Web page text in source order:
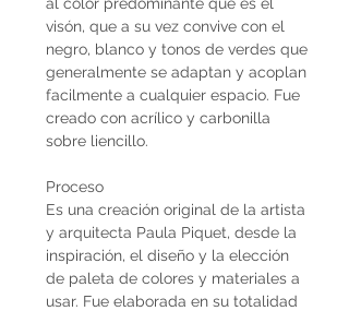
visón, que a su vez convive con el
negro, blanco y tonos de verdes que
generalmente se adaptan y acoplan
facilmente a cualquier espacio. Fue
creado con acrílico y carbonilla
sobre liencillo.
Proceso
Es una creación original de la artista
y arquitecta Paula Piquet, desde la
inspiración, el diseño y la elección
de paleta de colores y materiales a
usar. Fue elaborada en su totalidad